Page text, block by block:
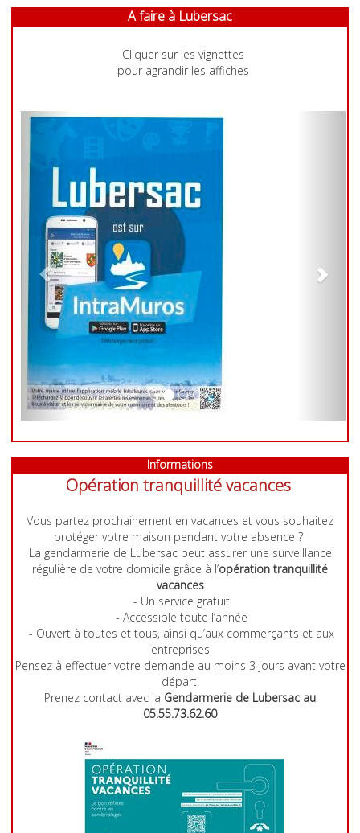
A faire à Lubersac
Cliquer sur les vignettes
pour agrandir les affiches
Previous
Previous
Informations
Opération tranquillité vacances
Vous partez prochainement en vacances et vous souhaitez
protéger votre maison pendant votre absence ?
La gendarmerie de Lubersac peut assurer une surveillance
régulière de votre domicile grâce à l’opération tranquillité
vacances
- Un service gratuit
- Accessible toute l’année
- Ouvert à toutes et tous, ainsi qu’aux commerçants et aux
entreprises
Pensez à effectuer votre demande au moins 3 jours avant votre
départ.
Prenez contact avec la Gendarmerie de Lubersac au
05.55.73.62.60